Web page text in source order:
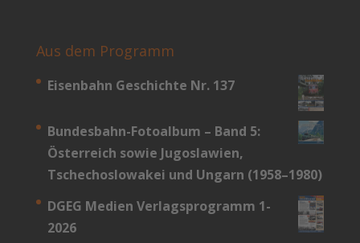
Aus dem Programm
Eisenbahn Geschichte Nr. 137
Bundesbahn-­Fotoalbum – Band 5:
Österreich sowie Jugoslawien,
Tschechoslowakei und Ungarn (1958–1980)
DGEG Medien Verlagsprogramm 1-
2026